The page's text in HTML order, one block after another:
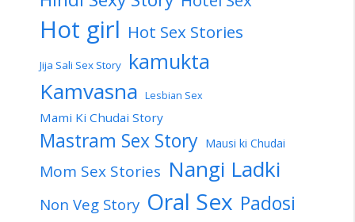
Hot girl Hot Sex Stories
Jija Sali Sex Story kamukta
Kamvasna Lesbian Sex
Mami Ki Chudai Story
Mastram Sex Story Mausi ki Chudai
Mom Sex Stories Nangi Ladki
Non Veg Story Oral Sex Padosi